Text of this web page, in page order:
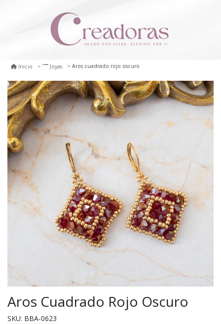
Inicio Joyas Aros cuadrado rojo oscuro
Aros Cuadrado Rojo Oscuro
SKU: BBA-0623